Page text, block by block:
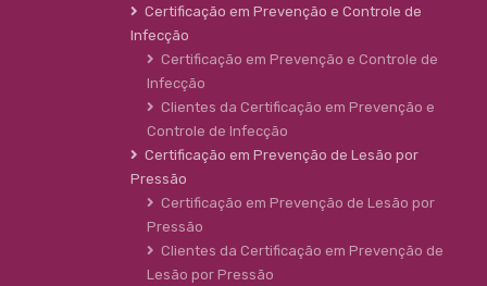
Certificação em Prevenção e Controle de
Infecção
Certificação em Prevenção e Controle de
Infecção
Clientes da Certificação em Prevenção e
Controle de Infecção
Certificação em Prevenção de Lesão por
Pressão
Certificação em Prevenção de Lesão por
Pressão
Clientes da Certificação em Prevenção de
Lesão por Pressão